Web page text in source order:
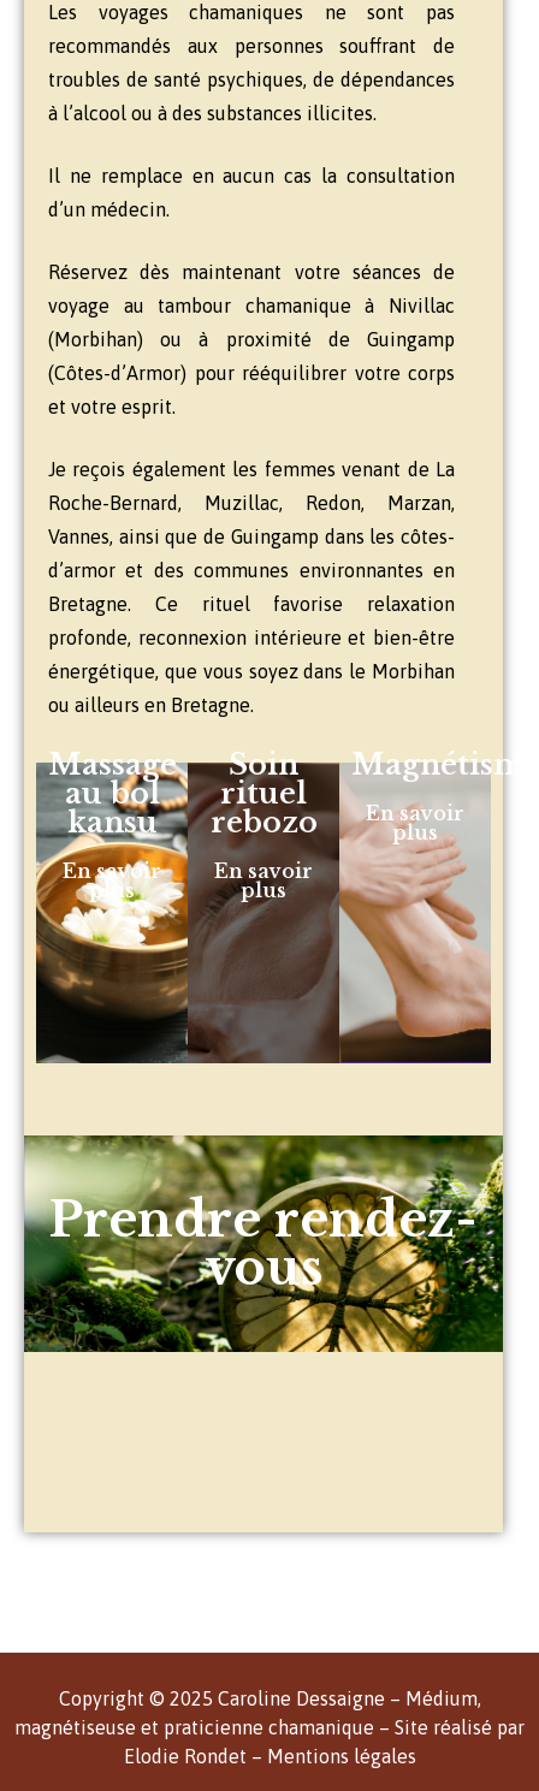
Les voyages chamaniques ne sont pas
recommandés aux personnes souffrant de
troubles de santé psychiques, de dépendances
à l’alcool ou à des substances illicites.
Il ne remplace en aucun cas la consultation
d’un médecin.
Réservez dès maintenant votre séances de
voyage au tambour chamanique à Nivillac
(Morbihan) ou à proximité de Guingamp
(Côtes-d’Armor) pour rééquilibrer votre corps
et votre esprit.
Je reçois également les femmes venant de La
Roche-Bernard, Muzillac, Redon, Marzan,
Vannes, ainsi que de Guingamp dans les côtes-
d’armor et des communes environnantes en
Bretagne. Ce rituel favorise relaxation
profonde, reconnexion intérieure et bien-être
énergétique, que vous soyez dans le Morbihan
ou ailleurs en Bretagne.
Massage
au bol
kansu
En savoir
plus
Soin
rituel
rebozo
En savoir
plus
En savoir
plus
Prendre rendez-
vous
Copyright © 2025 Caroline Dessaigne – Médium,
magnétiseuse et praticienne chamanique – Site réalisé par
Elodie Rondet – Mentions légales